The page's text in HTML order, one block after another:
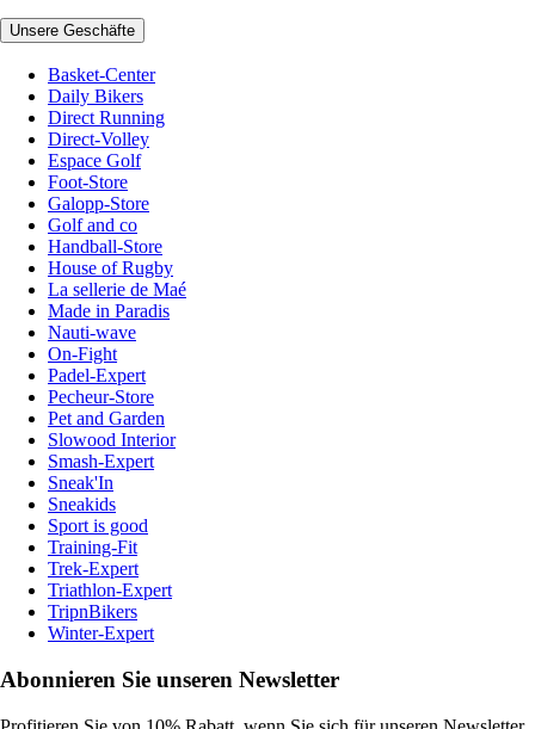
Unsere Geschäfte
Basket-Center
Daily Bikers
Direct Running
Direct-Volley
Espace Golf
Foot-Store
Galopp-Store
Golf and co
Handball-Store
House of Rugby
La sellerie de Maé
Made in Paradis
Nauti-wave
On-Fight
Padel-Expert
Pecheur-Store
Pet and Garden
Slowood Interior
Smash-Expert
Sneak'In
Sneakids
Sport is good
Training-Fit
Trek-Expert
Triathlon-Expert
TripnBikers
Winter-Expert
Abonnieren Sie unseren Newsletter